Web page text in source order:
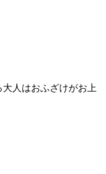
人はおふざけがお上